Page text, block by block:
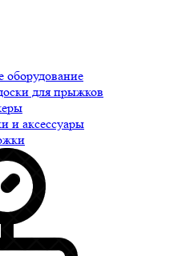
оборудование
для прыжков
и аксессуары